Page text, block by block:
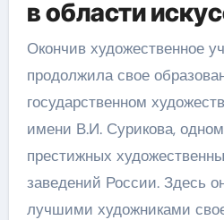
в области
Окончив художественное
продолжила свое
государственном
имени В.И. Сурикова,
престижных
заведений России. Здесь
лучшими художниками